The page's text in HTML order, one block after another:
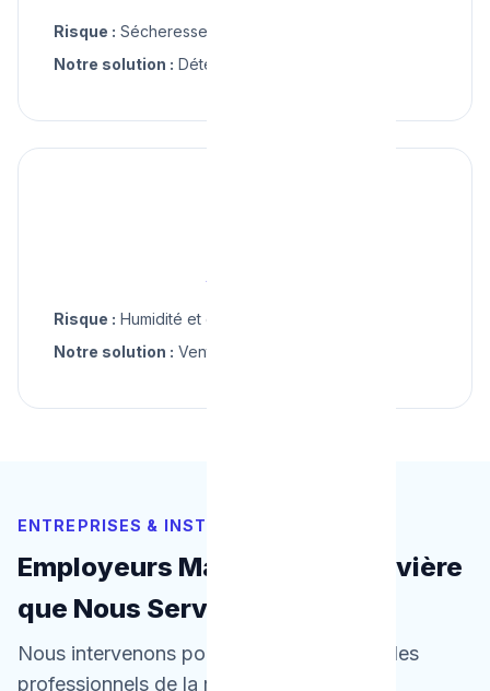
Risque : Sécheresse et sols instables
Notre solution : Détection fuite
Risque : Humidité et condensation
Notre solution : Ventilation, drainage
ENTREPRISES & INSTITUTIONS
Employeurs Majeurs à La Louvière
que Nous Servons
Nous intervenons pour les particuliers ET les
professionnels de la région.